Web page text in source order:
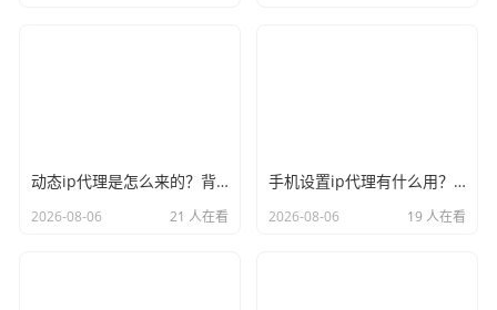
动态ip代理是怎么来的？背后的原理比你想象的精彩
2026-08-06 21 人在看
手机设置ip代理有什么用？不只是改定位那么简单
2026-08-06 19 人在看